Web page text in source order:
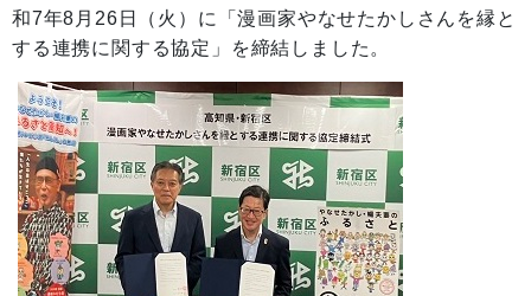
和7年8月26日（火）に「漫画家やなせたかしさんを縁と
する連携に関する協定」を締結しました。